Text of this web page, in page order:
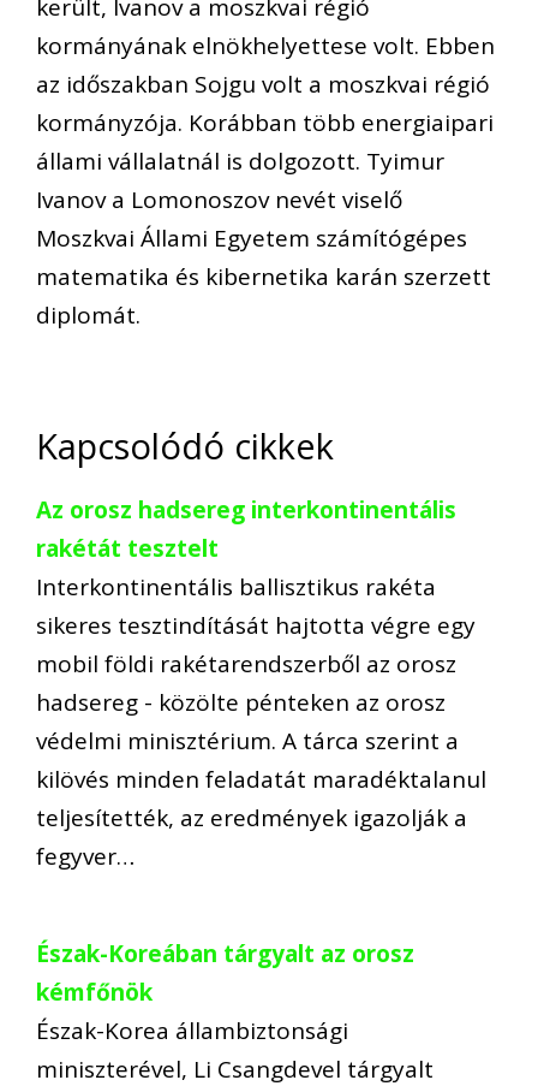
került, Ivanov a moszkvai régió
kormányának elnökhelyettese volt. Ebben
az időszakban Sojgu volt a moszkvai régió
kormányzója. Korábban több energiaipari
állami vállalatnál is dolgozott. Tyimur
Ivanov a Lomonoszov nevét viselő
Moszkvai Állami Egyetem számítógépes
matematika és kibernetika karán szerzett
diplomát.
Kapcsolódó cikkek
Az orosz hadsereg interkontinentális
rakétát tesztelt
Interkontinentális ballisztikus rakéta
sikeres tesztindítását hajtotta végre egy
mobil földi rakétarendszerből az orosz
hadsereg - közölte pénteken az orosz
védelmi minisztérium. A tárca szerint a
kilövés minden feladatát maradéktalanul
teljesítették, az eredmények igazolják a
fegyver…
Észak-Koreában tárgyalt az orosz
kémfőnök
Észak-Korea állambiztonsági
miniszterével, Li Csangdevel tárgyalt